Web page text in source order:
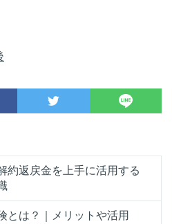
約返戻金を上手に活用する
とは？｜メリットや活用